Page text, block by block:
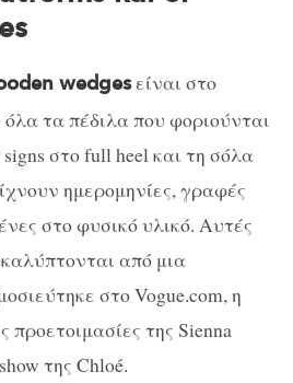
wedgesείναι στο
τα πέδιλα που φοριούνται
στο full heel και τη σόλα
ημερομηνίες, γραφές
στο φυσικό υλικό. Αυτές
από μια
στο Vogue.com, η
προετοιμασίες της Sienna
της Chloé.